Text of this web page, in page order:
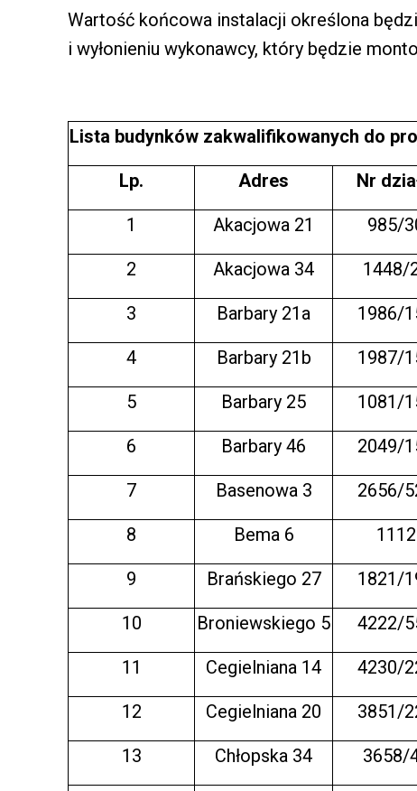
Wartość końcowa instalacji określona
i wyłonieniu wykonawcy, który będzie
Lista budynków zakwalifikowanych do
Lp. Adres Nr
1 Akacjowa 21 985/
2 Akacjowa 34 1448/
3 Barbary 21a 1986/
4 Barbary 21b 1987/
5 Barbary 25 1081/
6 Barbary 46 2049/
7 Basenowa 3 2656/
8 Bema 6 1112
9 Brańskiego 27 1821/
10 Broniewskiego 5 4222/
11 Cegielniana 14 4230/
12 Cegielniana 20 3851/
13 Chłopska 34 3658/